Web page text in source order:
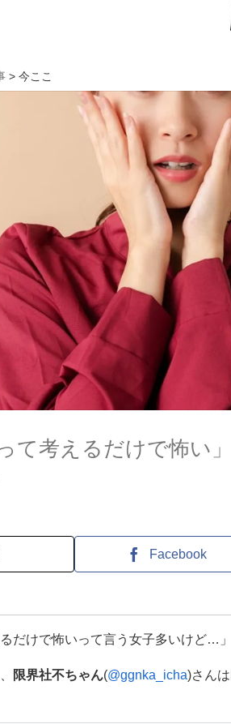
> 今ここ
て考えるだけで怖い
Facebook
だけで怖いって言う女子多いけど…」
限界社不ちゃん(@ggnka_icha)さん